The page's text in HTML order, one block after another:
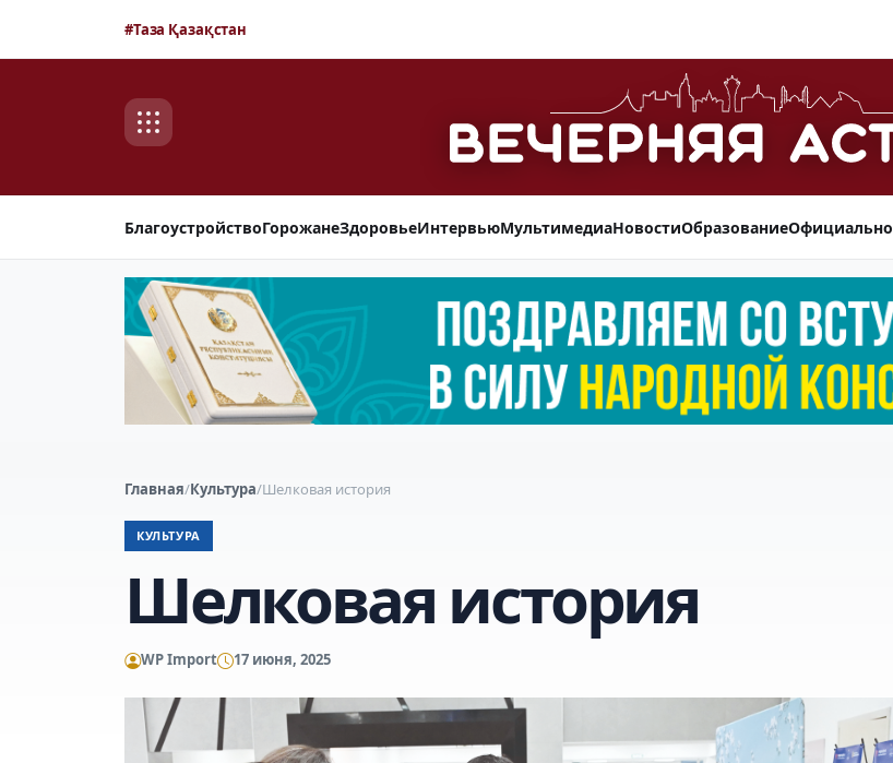
#Таза Қазақстан
БлагоустройствоГорожанеЗдоровьеИнтервьюМультимедиаНовостиОбразованиеОфициально
Главная/Культура/Шелковая история
КУЛЬТУРА
Шелковая история
WP Import 17 июня, 2025